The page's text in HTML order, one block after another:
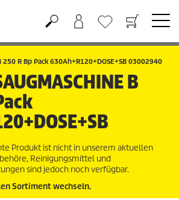
250 R Bp Pack 630Ah+R120+DOSE+SB 03002940
B
Produkt ist nicht in unserem aktuellen
Reinigungsmittel und
sind jedoch noch verfügbar.
Sortiment wechseln.